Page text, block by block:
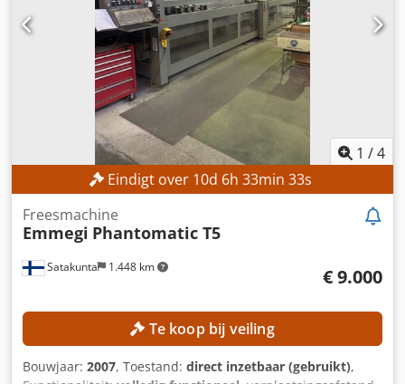
Spindeltoerental: 3.000–10.000 tpm Aantal snelheden: 2
Motorrem: aanwezig MACHINEGEGEVENS
Hoofdmotorvermogen: 7,5 kW Afmetingen en gewicht
Afmetingen (L x B x H): 1.800 x 1.200 x 1.900 mm
Machinegewicht: 1.200 kg Aantal transportverpakkingen: 1
UITVOERING Toevoerapparaat Mec4v (aantal
toevoerwielen: 3) Geleider (merk Aigner)
1 /4
Eindigt over 10d 6h 33min 31s
Satakunta 1.448 km
Freesmachine
Emmegi Phantomatic T5
€ 9.000
Te koop bij veiling
Bouwjaar: 2007, Toestand: direct inzetbaar (gebruikt),